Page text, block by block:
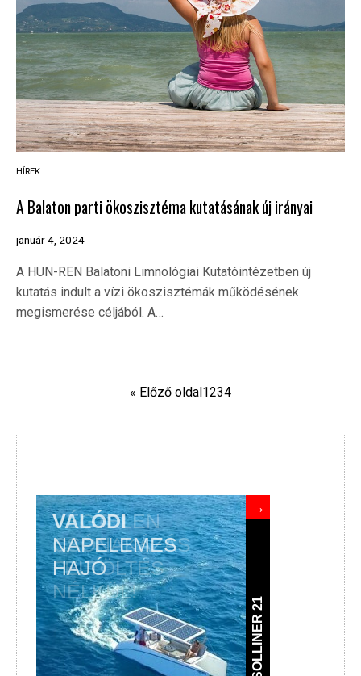
HÍREK
A Balaton parti ökoszisztéma kutatásának új irányai
január 4, 2024
A HUN-REN Balatoni Limnológiai Kutatóintézetben új
kutatás indult a vízi ökoszisztémák működésének
megismerése céljából. A…
« Előző oldal1234